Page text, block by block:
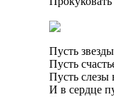
Пусть
Пусть
Пусть слезы
И в сердце